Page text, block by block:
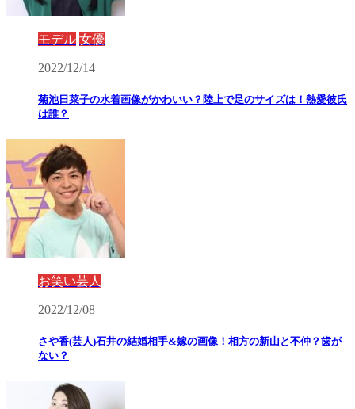
モデル 女優
2022/12/14
菊池日菜子の水着画像がかわいい？陸上で足のサイズは！熱愛彼氏
は誰？
お笑い芸人
2022/12/08
さや香(芸人)石井の結婚相手&嫁の画像！相方の新山と不仲？歯が
ない？